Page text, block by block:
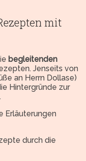
mit
begleitenden
Jenseits von
an Herrn Dollase)
Hintergründe zur
Erläuterungen
durch die